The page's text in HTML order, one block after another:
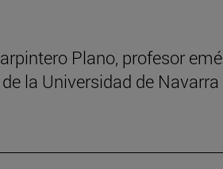
Plano, profesor
la Universidad de Navarra